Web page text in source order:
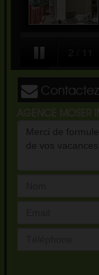
AGENCE MOSER